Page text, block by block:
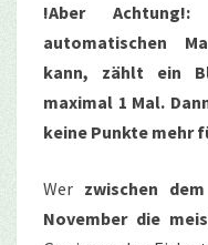
!Aber
automatischen
kann, zählt ein
maximal 1 Mal.
keine Punkte mehr
Wer zwischen
November die